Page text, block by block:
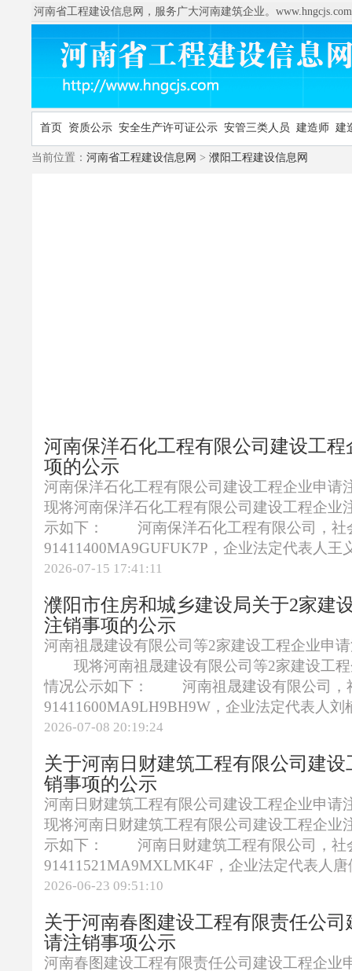
河南省工程建设信息网，服务广大河南建筑企业。www.hngcjs.com
首页 资质公示 安全生产许可证公示 安管三类人员 建造师 建
当前位置： 河南省工程建设信息网 > 濮阳工程建设信息网
河南保洋石化工程有限公司建设工
项的公示
河南保洋石化工程有限公司建设工程企业
现将河南保洋石化工程有限公司建设工程企业
示如下： 河南保洋石化工程有限公司，社
91411400MA9GUFUK7P，企业法定代表人王
2026-07-15 17:41:11
濮阳市住房和城乡建设局关于2家建
注销事项的公示
河南祖晟建设有限公司等2家建设工程企业申
现将河南祖晟建设有限公司等2家建设工程
情况公示如下： 河南祖晟建设有限公司，
91411600MA9LH9BH9W，企业法定代表人刘
2026-07-08 20:19:24
关于河南日财建筑工程有限公司建
销事项的公示
河南日财建筑工程有限公司建设工程企业
现将河南日财建筑工程有限公司建设工程企业
示如下： 河南日财建筑工程有限公司，社
91411521MA9MXLMK4F，企业法定代表人
2026-06-23 09:51:10
关于河南春图建设工程有限责任公
请注销事项公示
河南春图建设工程有限责任公司建设工程企业